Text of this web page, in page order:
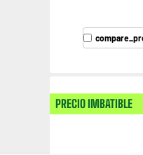
PRECIO IMBATIBLE